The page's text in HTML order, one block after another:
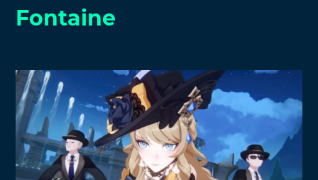
Fontaine